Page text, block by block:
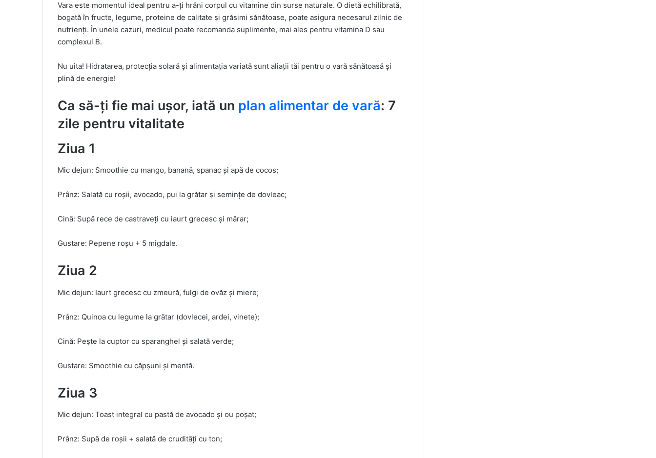
Vara este momentul ideal pentru a-ți hrăni corpul cu vitamine din surse naturale. O dietă echilibrată,
bogată în fructe, legume, proteine de calitate și grăsimi sănătoase, poate asigura necesarul zilnic de
nutrienți. În unele cazuri, medicul poate recomanda suplimente, mai ales pentru vitamina D sau
complexul B.
Nu uita! Hidratarea, protecția solară și alimentația variată sunt aliații tăi pentru o vară sănătoasă și
plină de energie!
Ca să-ți fie mai ușor, iată un plan alimentar de vară: 7
zile pentru vitalitate
Ziua 1
Mic dejun: Smoothie cu mango, banană, spanac și apă de cocos;
Prânz: Salată cu roșii, avocado, pui la grătar și semințe de dovleac;
Cină: Supă rece de castraveți cu iaurt grecesc și mărar;
Gustare: Pepene roșu + 5 migdale.
Ziua 2
Mic dejun: Iaurt grecesc cu zmeură, fulgi de ovăz și miere;
Prânz: Quinoa cu legume la grătar (dovlecei, ardei, vinete);
Cină: Pește la cuptor cu sparanghel și salată verde;
Gustare: Smoothie cu căpșuni și mentă.
Ziua 3
Mic dejun: Toast integral cu pastă de avocado și ou poșat;
Prânz: Supă de roșii + salată de crudități cu ton;